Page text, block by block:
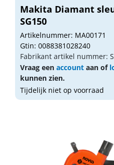
Makita Diamant
SG150
Artikelnummer: MA00171
Gtin: 0088381028240
Fabrikant artikel nummer:
Vraag een account aan of
kunnen zien.
Tijdelijk niet op voorraad